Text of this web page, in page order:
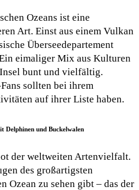
Ozeans ist eine
Art. Einst aus einem Vulkan
Überseedepartement
eimaliger Mix aus Kulturen
bunt und vielfältig.
sollten bei ihrem
auf ihrer Liste haben.
Delphinen und Buckelwalen
der weltweiten Artenvielfalt.
des großartigsten
Ozean zu sehen gibt – das der